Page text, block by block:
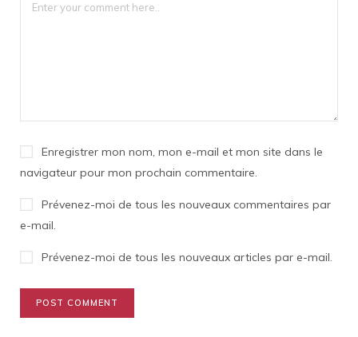
Enregistrer mon nom, mon e-mail et mon site dans le
navigateur pour mon prochain commentaire.
Prévenez-moi de tous les nouveaux commentaires par
e-mail.
Prévenez-moi de tous les nouveaux articles par e-mail.